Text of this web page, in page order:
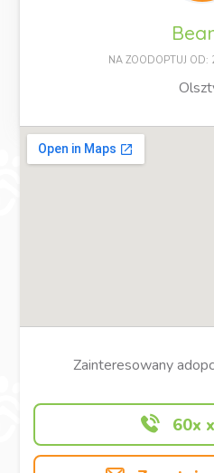
NA ZOODOPTUJ
Zainteresowany
60x